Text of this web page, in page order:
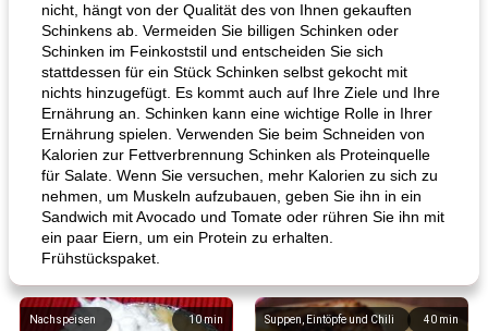
nicht, hängt von der Qualität des von Ihnen gekauften
Schinkens ab. Vermeiden Sie billigen Schinken oder
Schinken im Feinkoststil und entscheiden Sie sich
stattdessen für ein Stück Schinken selbst gekocht mit
nichts hinzugefügt. Es kommt auch auf Ihre Ziele und Ihre
Ernährung an. Schinken kann eine wichtige Rolle in Ihrer
Ernährung spielen. Verwenden Sie beim Schneiden von
Kalorien zur Fettverbrennung Schinken als Proteinquelle
für Salate. Wenn Sie versuchen, mehr Kalorien zu sich zu
nehmen, um Muskeln aufzubauen, geben Sie ihn in ein
Sandwich mit Avocado und Tomate oder rühren Sie ihn mit
ein paar Eiern, um ein Protein zu erhalten.
Frühstückspaket.
10min
Nachspeisen 40 min
Suppen, Eintöpfe und Chili